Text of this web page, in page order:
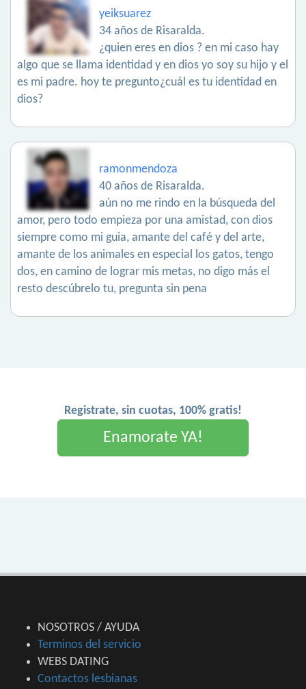
yeiksuarez
34 años de Risaralda.
¿quien eres en dios ? en mi caso hay
algo que se llama identidad y en dios yo soy su hijo y el
es mi padre. hoy te pregunto¿cuál es tu identidad en
dios?
ramonmendoza
40 años de Risaralda.
aún no me rindo en la búsqueda del
amor, pero todo empieza por una amistad, con dios
siempre como mi guia, amante del café y del arte,
amante de los animales en especial los gatos, tengo
dos, en camino de lograr mis metas, no digo más el
resto descúbrelo tu, pregunta sin pena
Registrate, sin cuotas, 100% gratis!
Enamorate YA!
NOSOTROS / AYUDA
Terminos del servicio
WEBS DATING
Contactos lesbianas